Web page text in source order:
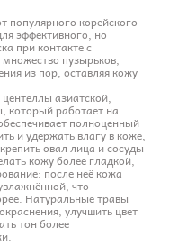
популярного корейского
эффективного, но
при контакте с
пузырьков,
из пор, оставляя кожу
азиатской,
который работает на
полноценный
и удержать влагу в коже,
овал лица и сосуды
кожу более гладкой,
после неё кожа
что
Натуральные травы
улучшить цвет
тон более